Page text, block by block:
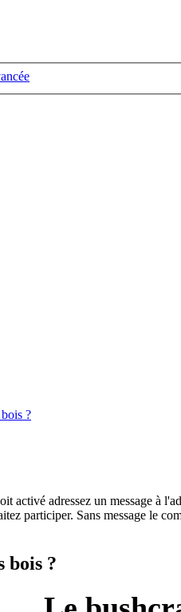
?
activé adressez un message
participer. Sans message le
bois ?